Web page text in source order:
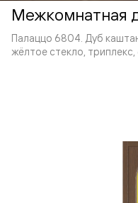
Межкомнатная
Палаццо 6804. Дуб
жёлтое стекло,